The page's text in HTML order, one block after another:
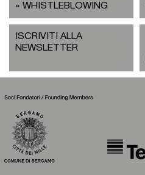
WHISTLEBLOWING
ISCRIVITI ALLA
NEWSLETTER